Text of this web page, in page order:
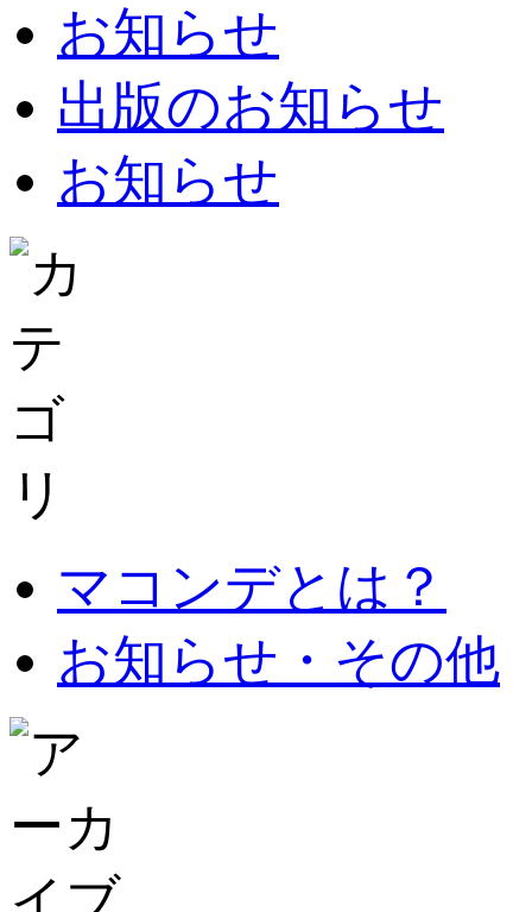
お知らせ
出版のお知らせ
お知らせ
マコンデとは？
お知らせ・その他